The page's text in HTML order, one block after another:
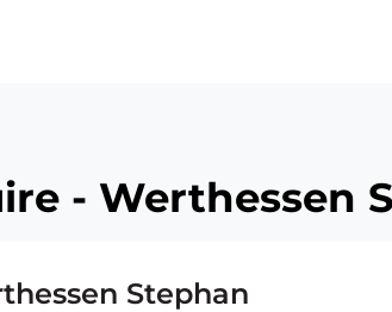
- Werthessen
Stephan